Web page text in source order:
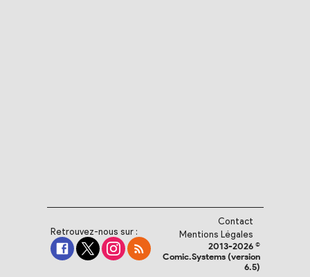
Retrouvez-nous sur :
Contact
Mentions Légales
2013-2026 ©
Comic.Systems (version
6.5)